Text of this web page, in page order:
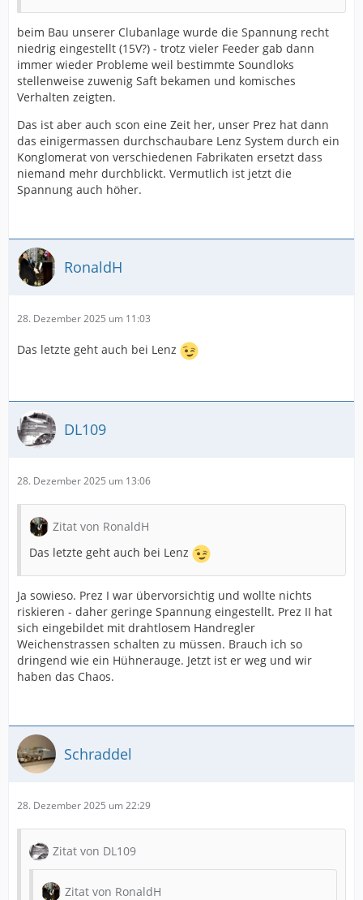
beim Bau unserer Clubanlage wurde die Spannung recht
niedrig eingestellt (15V?) - trotz vieler Feeder gab dann
immer wieder Probleme weil bestimmte Soundloks
stellenweise zuwenig Saft bekamen und komisches
Verhalten zeigten.
Das ist aber auch scon eine Zeit her, unser Prez hat dann
das einigermassen durchschaubare Lenz System durch ein
Konglomerat von verschiedenen Fabrikaten ersetzt dass
niemand mehr durchblickt. Vermutlich ist jetzt die
Spannung auch höher.
RonaldH
28. Dezember 2025 um 11:03
Das letzte geht auch bei Lenz
DL109
28. Dezember 2025 um 13:06
Zitat von RonaldH
Das letzte geht auch bei Lenz
Ja sowieso. Prez I war übervorsichtig und wollte nichts
riskieren - daher geringe Spannung eingestellt. Prez II hat
sich eingebildet mit drahtlosem Handregler
Weichenstrassen schalten zu müssen. Brauch ich so
dringend wie ein Hühnerauge. Jetzt ist er weg und wir
haben das Chaos.
Schraddel
28. Dezember 2025 um 22:29
Zitat von DL109
Zitat von RonaldH